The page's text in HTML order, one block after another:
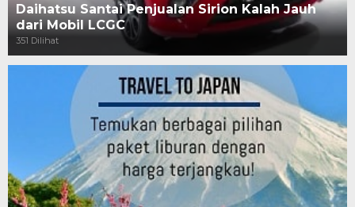
Daihatsu Santai Penjualan Sirion Kalah Jauh
dari Mobil LCGC
351 Dilihat